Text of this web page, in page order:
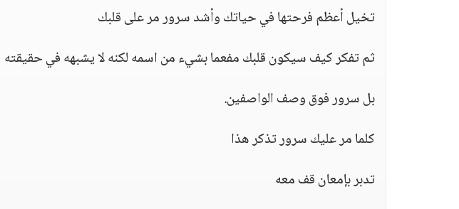
تخيل أعظم فرحتها في حياتك وأشد سرور مر على قلبك
ثم تفكر كيف سيكون قلبك مفعما بشيء من اسمه لكنه لا يشبهه في حقيقته
بل سرور فوق وصف الواصفين.
كلما مر عليك سرور تذكر هذا
تدبر بإمعان قف معه